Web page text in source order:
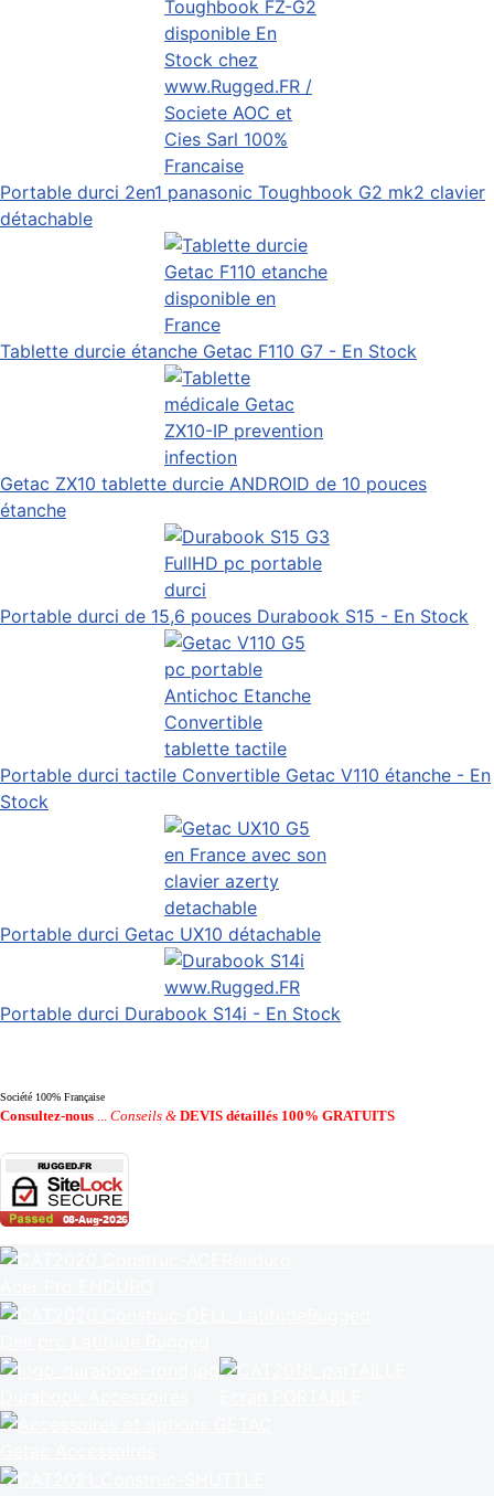
Portable durci 2en1 panasonic Toughbook G2 mk2 clavier
détachable
Tablette durcie étanche Getac F110 G7 - En Stock
Getac ZX10 tablette durcie ANDROID de 10 pouces
étanche
Portable durci de 15,6 pouces Durabook S15 - En Stock
Portable durci tactile Convertible Getac V110 étanche - En
Stock
Portable durci Getac UX10 détachable
Portable durci Durabook S14i - En Stock
Société 100% Française
Consultez-nous Conseils & DEVIS détaillés 100% GRATUITS